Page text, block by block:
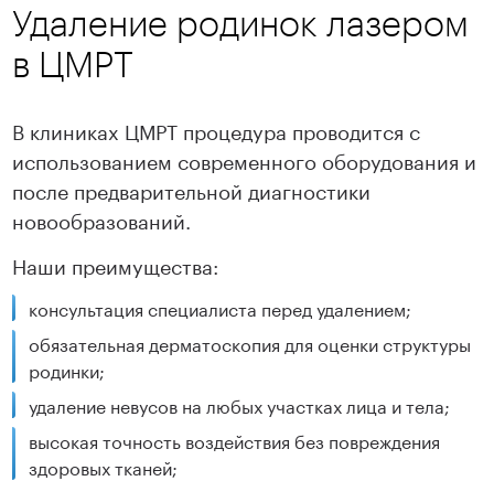
Записаться
Удаление родинок лазером
в ЦМРТ
В клиниках ЦМРТ процедура проводится с
использованием современного оборудования и
после предварительной диагностики
новообразований.
Наши преимущества:
консультация специалиста перед удалением;
обязательная дерматоскопия для оценки структуры
родинки;
удаление невусов на любых участках лица и тела;
высокая точность воздействия без повреждения
здоровых тканей;